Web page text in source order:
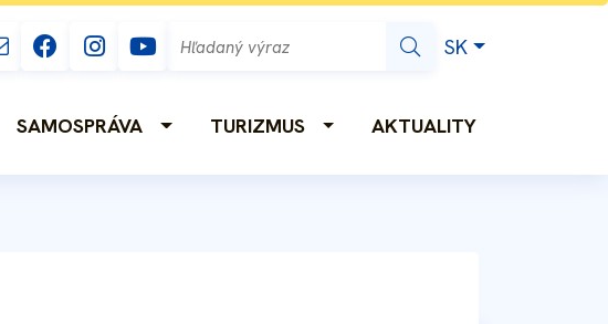
44/5547 369
obec@zavaznaporuba.sk
Hľadať
SKSlovensky
SAMOSPRÁVA TURIZMUS AKTUALITY